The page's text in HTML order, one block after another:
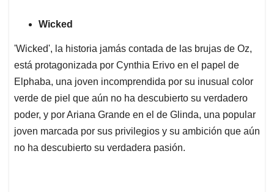
Wicked
'Wicked', la historia jamás contada de las brujas de Oz,
está protagonizada por Cynthia Erivo en el papel de
Elphaba, una joven incomprendida por su inusual color
verde de piel que aún no ha descubierto su verdadero
poder, y por Ariana Grande en el de Glinda, una popular
joven marcada por sus privilegios y su ambición que aún
no ha descubierto su verdadera pasión.